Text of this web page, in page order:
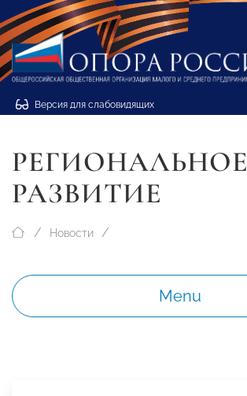
Версия для слабовидящих
РЕГИОНАЛЬНОЕ
РАЗВИТИЕ
Новости
Menu